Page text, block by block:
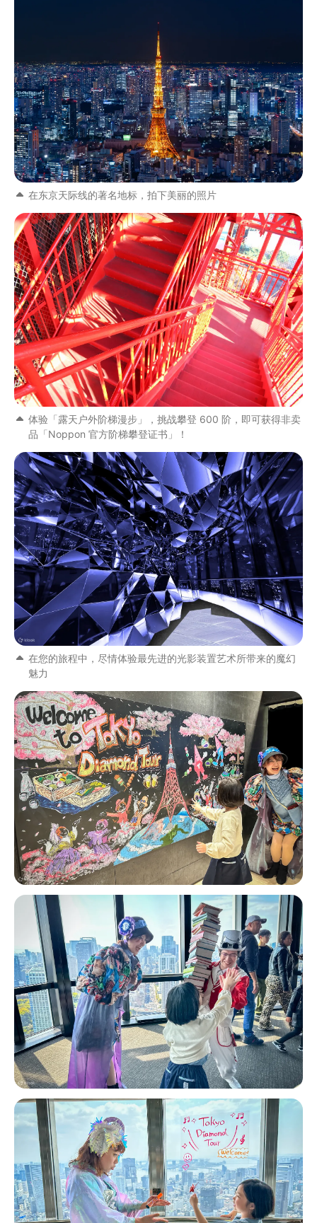
在东京天际线的著名地标，拍下美丽的照片
体验「露天户外阶梯漫步」，挑战攀登 600 阶，即可获得非卖
品「Noppon 官方阶梯攀登证书」！
在您的旅程中，尽情体验最先进的光影装置艺术所带来的魔幻
魅力